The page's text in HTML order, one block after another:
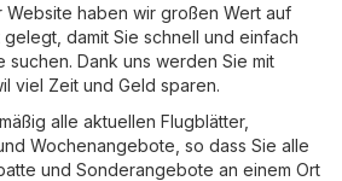
Website haben wir großen Wert auf
damit Sie schnell und einfach
suchen. Dank uns werden Sie mit
viel Zeit und Geld sparen.
alle aktuellen Flugblätter,
Wochenangebote, so dass Sie alle
und Sonderangebote an einem Ort